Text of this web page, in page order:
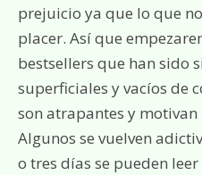
prejuicio ya que lo que
placer. Así que
bestsellers que han sido
superficiales y vacíos de
son atrapantes y
Algunos se vuelven
o tres días se pueden